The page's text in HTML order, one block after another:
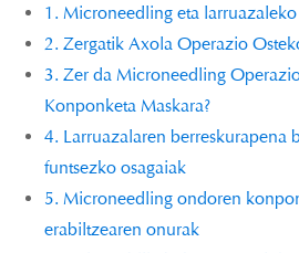
1. Microneedling eta
2. Zergatik Axola Operazio
3. Zer da Microneedling
Konponketa Maskara?
4. Larruazalaren berreskurapena
funtsezko osagaiak
5. Microneedling ondoren
erabiltzearen onurak